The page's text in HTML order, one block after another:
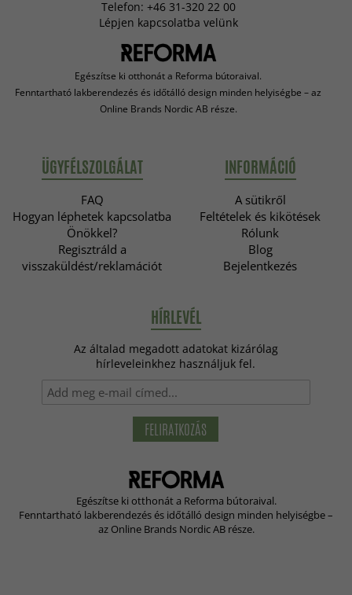
Telefon: +46 31-320 22 00
Lépjen kapcsolatba velünk
Egészítse ki otthonát a Reforma bútoraival.
Fenntartható lakberendezés és időtálló design minden helyiségbe – az
Online Brands Nordic AB része.
ÜGYFÉLSZOLGÁLAT
FAQ
Hogyan léphetek kapcsolatba
Önökkel?
Regisztráld a
visszaküldést/reklamációt
INFORMÁCIÓ
A sütikről
Feltételek és kikötések
Rólunk
Blog
Bejelentkezés
HÍRLEVÉL
Az általad megadott adatokat kizárólag
hírleveleinkhez használjuk fel.
FELIRATKOZÁS
Egészítse ki otthonát a Reforma bútoraival.
Fenntartható lakberendezés és időtálló design minden helyiségbe –
az Online Brands Nordic AB része.